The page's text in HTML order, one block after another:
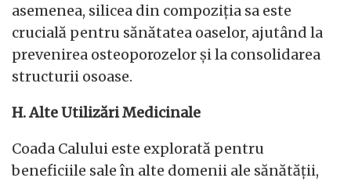
asemenea, silicea din compoziția sa este
crucială pentru sănătatea oaselor, ajutând la
prevenirea osteoporozelor și la consolidarea
structurii osoase.
H. Alte Utilizări Medicinale
Coada Calului este explorată pentru
beneficiile sale în alte domenii ale sănătății,